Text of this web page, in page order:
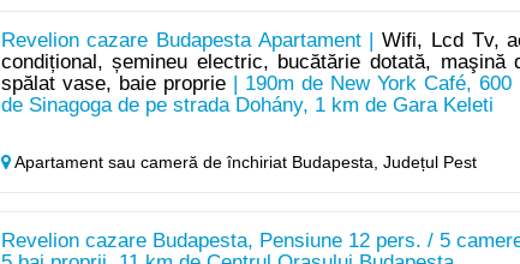
Revelion cazare Budapesta Apartament |Wifi, Lcd Tv,
condițional, șemineu electric, bucătărie dotată, maşină
spălat vase, baie proprie| 190m de New York Café, 600
de Sinagoga de pe strada Dohány, 1 km de Gara Keleti
Apartament sau cameră de închiriat Budapesta, Județul Pest
Revelion cazare Budapesta, Pensiune 12 pers. / 5